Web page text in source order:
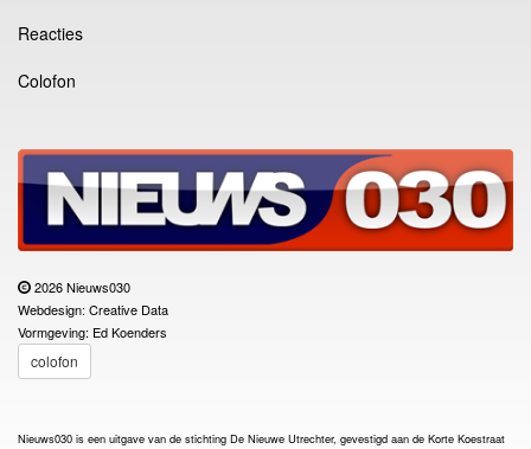
Reacties
Colofon
2026 Nieuws030
Webdesign: Creative Data
Vormgeving: Ed Koenders
colofon
Nieuws030 is een uitgave van de stichting De Nieuwe Utrechter, gevestigd aan de Korte Koestraat